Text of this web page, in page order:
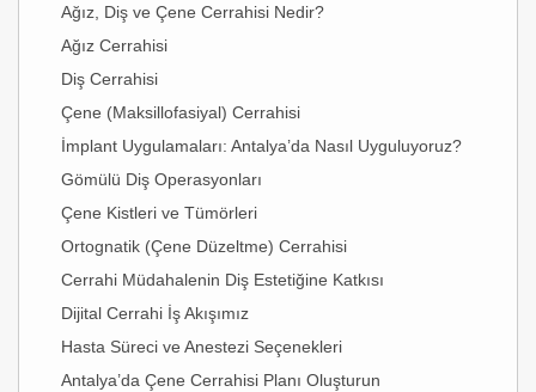
Ağız, Diş ve Çene Cerrahisi Nedir?
Ağız Cerrahisi
Diş Cerrahisi
Çene (Maksillofasiyal) Cerrahisi
İmplant Uygulamaları: Antalya’da Nasıl Uyguluyoruz?
Gömülü Diş Operasyonları
Çene Kistleri ve Tümörleri
Ortognatik (Çene Düzeltme) Cerrahisi
Cerrahi Müdahalenin Diş Estetiğine Katkısı
Dijital Cerrahi İş Akışımız
Hasta Süreci ve Anestezi Seçenekleri
Antalya’da Çene Cerrahisi Planı Oluşturun